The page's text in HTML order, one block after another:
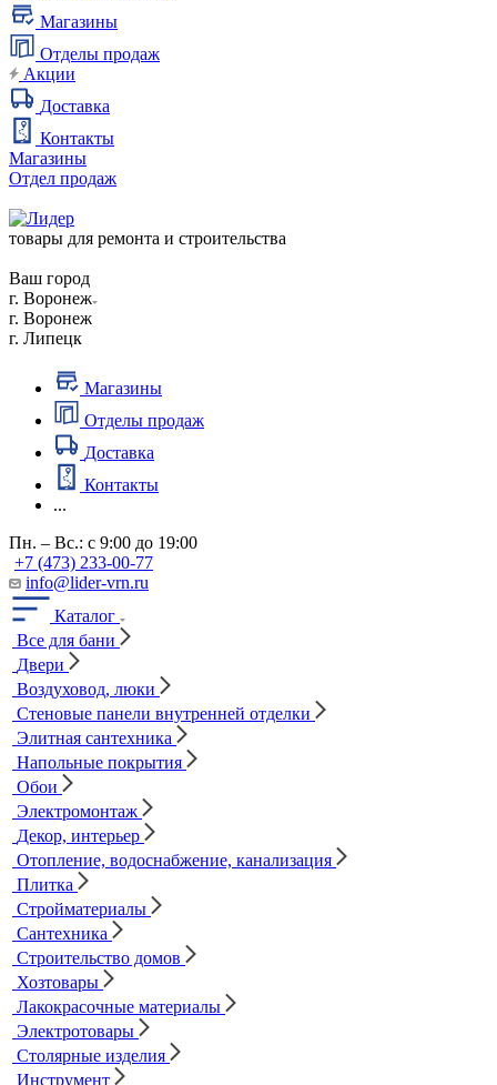
Магазины
Отделы продаж
Акции
Доставка
Контакты
Магазины
Отдел продаж
товары для ремонта и строительства
Ваш город
г. Воронеж
г. Воронеж
г. Липецк
Магазины
Отделы продаж
Доставка
Контакты
...
Пн. – Вс.: с 9:00 до 19:00
+7 (473) 233-00-77
info@lider-vrn.ru
Каталог
Все для бани
Двери
Воздуховод, люки
Стеновые панели внутренней отделки
Элитная сантехника
Напольные покрытия
Обои
Электромонтаж
Декор, интерьер
Отопление, водоснабжение, канализация
Плитка
Стройматериалы
Сантехника
Строительство домов
Хозтовары
Лакокрасочные материалы
Электротовары
Столярные изделия
Инструмент